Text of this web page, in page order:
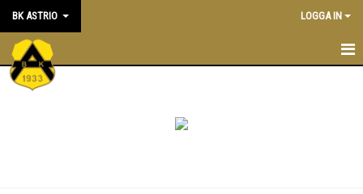
BK ASTRIO LOGGA IN
HEM